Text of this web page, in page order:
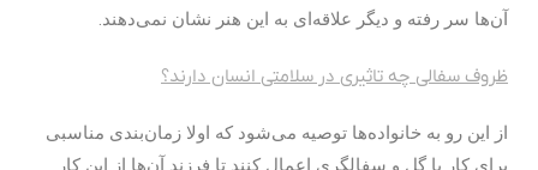
آن‌ها سر رفته و دیگر علاقه‌ای به این هنر نشان نمی‌دهند.
ظروف سفالی چه تاثیری در سلامتی انسان دارند؟
از این رو به خانواده‌ها توصیه می‌شود که اولا زمان‌بندی مناسبی
برای کار با گل و سفالگری اعمال کنند تا فرزند آن‌ها از این کار